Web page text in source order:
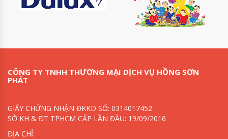
CÔNG TY TNHH THƯƠNG MẠI DỊCH VỤ HỒNG SƠN
PHÁT
GIẤY CHỨNG NHẬN ĐKKD SỐ: 0314017452
SỞ KH & ĐT TPHCM CẤP LẦN ĐẦU: 19/09/2016
ĐỊA CHỈ: